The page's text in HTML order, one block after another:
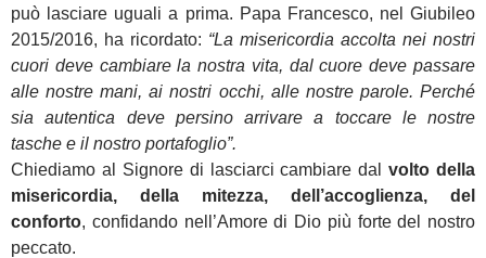
può lasciare uguali a prima. Papa Francesco, nel Giubileo
2015/2016, ha ricordato: “La misericordia accolta nei nostri
cuori deve cambiare la nostra vita, dal cuore deve passare
alle nostre mani, ai nostri occhi, alle nostre parole. Perché
sia autentica deve persino arrivare a toccare le nostre
tasche e il nostro portafoglio”.
Chiediamo al Signore di lasciarci cambiare dalvolto della
misericordia, della mitezza, dell’accoglienza, del
conforto, confidando nell’Amore di Dio più forte del nostro
peccato.